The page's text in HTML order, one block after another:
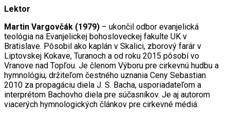
Lektor
Martin Vargovčák (1979) – ukončil odbor evanjelická
teológia na Evanjelickej bohosloveckej fakulte UK v
Bratislave. Pôsobil ako kaplán v Skalici, zborový farár v
Liptovskej Kokave, Turanoch a od roku 2015 pôsobí vo
Vranove nad Topľou. Je členom Výboru pre cirkevnú hudbu a
hymnológiu, držiteľom čestného uznania Ceny Sebastian
2010 za propagáciu diela J. S. Bacha, usporiadateľom a
interprétom Bachovho diela pre súčasníkov. Je aj autorom
viacerých hymnologických článkov pre cirkevné médiá.